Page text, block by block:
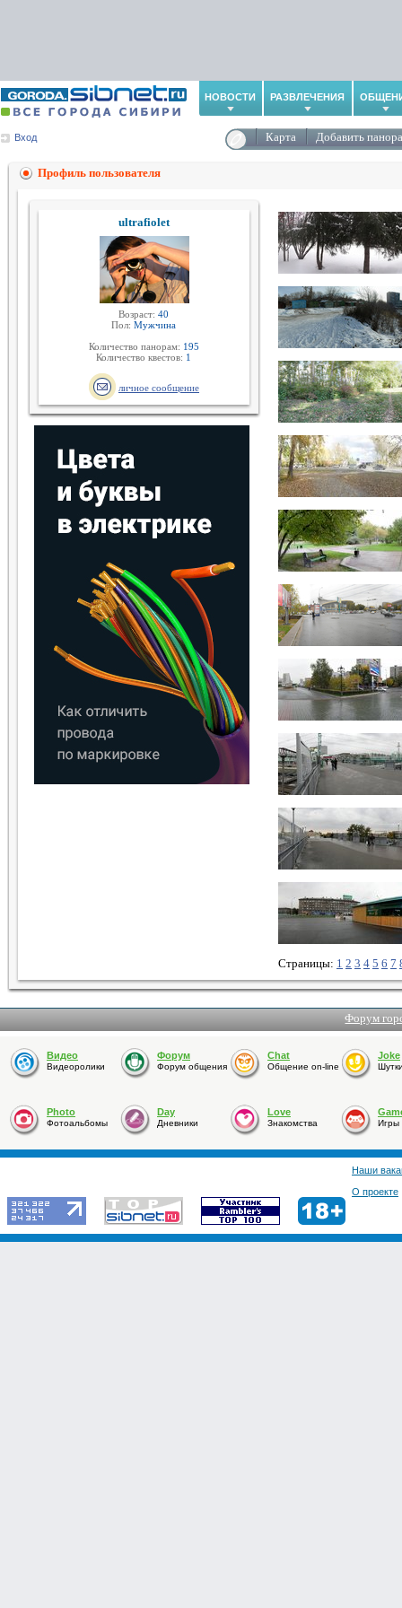
НОВОСТИ РАЗВЛЕЧЕНИЯ
Вход Карта Добавить
Профиль пользователя
ultrafiolet
Возраст:40
Пол:Мужчина
Количество панорам: 195
Количество квестов: 1
личное сообщение
Страницы: 1 2 3 4 5 6 7
Форум
Видео
Видеоролики
Форум
Форум общения
Chat
Общение on-line
Joke
Photo
Фотоальбомы
Day
Дневники
Love
Знакомства Игры
Наши
О проекте